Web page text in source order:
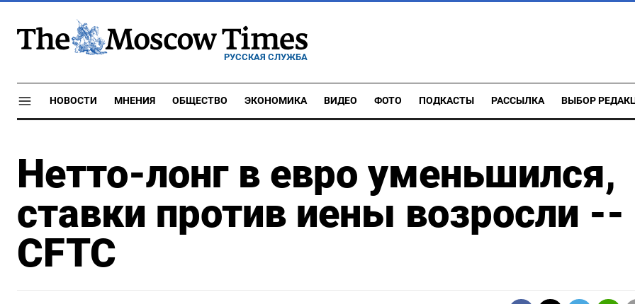
РУССКАЯ СЛУЖБА
НОВОСТИ МНЕНИЯ ОБЩЕСТВО ЭКОНОМИКА ВИДЕО ФОТО ПОДКАСТЫ РАССЫЛКА ВЫБОР
Нетто-лонг в евро уменьшился,
ставки против иены возросли --
CFTC